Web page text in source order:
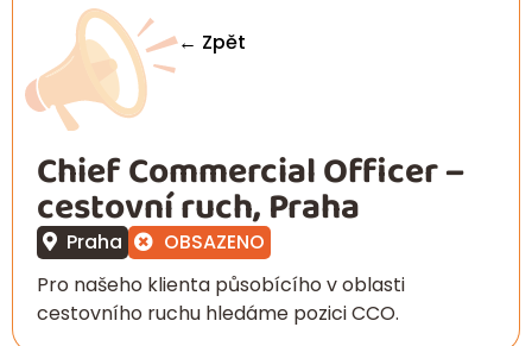
← Zpět
Chief Commercial Officer –
cestovní ruch, Praha
Praha
OBSAZENO
Pro našeho klienta působícího v oblasti
cestovního ruchu hledáme pozici CCO.